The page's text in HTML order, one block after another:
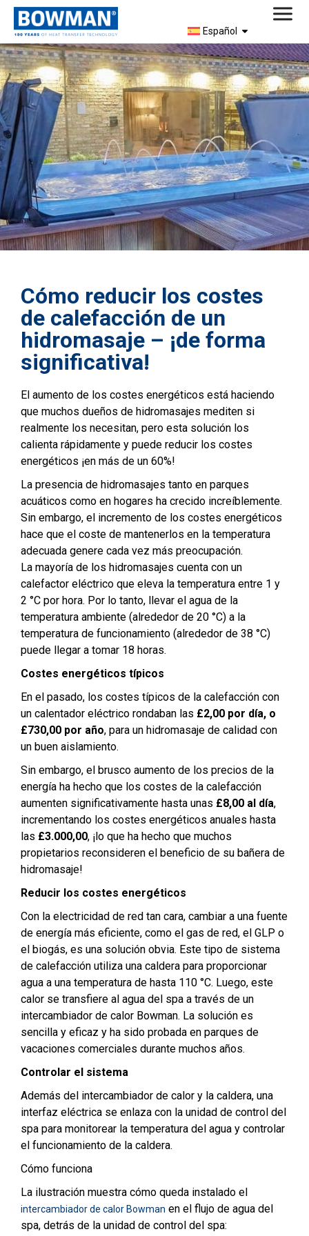
Español
Cómo reducir los costes
de calefacción de un
hidromasaje – ¡de forma
significativa!
El aumento de los costes energéticos está haciendo
que muchos dueños de hidromasajes mediten si
realmente los necesitan, pero esta solución los
calienta rápidamente y puede reducir los costes
energéticos ¡en más de un 60%!
La presencia de hidromasajes tanto en parques
acuáticos como en hogares ha crecido increíblemente.
Sin embargo, el incremento de los costes energéticos
hace que el coste de mantenerlos en la temperatura
adecuada genere cada vez más preocupación.
La mayoría de los hidromasajes cuenta con un
calefactor eléctrico que eleva la temperatura entre 1 y
2 °C por hora. Por lo tanto, llevar el agua de la
temperatura ambiente (alrededor de 20 °C) a la
temperatura de funcionamiento (alrededor de 38 °C)
puede llegar a tomar 18 horas.
Costes energéticos típicos
En el pasado, los costes típicos de la calefacción con
un calentador eléctrico rondaban las £2,00 por día, o
£730,00 por año, para un hidromasaje de calidad con
un buen aislamiento.
Sin embargo, el brusco aumento de los precios de la
energía ha hecho que los costes de la calefacción
aumenten significativamente hasta unas £8,00 al día,
incrementando los costes energéticos anuales hasta
las £3.000,00, ¡lo que ha hecho que muchos
propietarios reconsideren el beneficio de su bañera de
hidromasaje!
Reducir los costes energéticos
Con la electricidad de red tan cara, cambiar a una fuente
de energía más eficiente, como el gas de red, el GLP o
el biogás, es una solución obvia. Este tipo de sistema
de calefacción utiliza una caldera para proporcionar
agua a una temperatura de hasta 110 °C. Luego, este
calor se transfiere al agua del spa a través de un
intercambiador de calor Bowman. La solución es
sencilla y eficaz y ha sido probada en parques de
vacaciones comerciales durante muchos años.
Controlar el sistema
Además del intercambiador de calor y la caldera, una
interfaz eléctrica se enlaza con la unidad de control del
spa para monitorear la temperatura del agua y controlar
el funcionamiento de la caldera.
Cómo funciona
La ilustración muestra cómo queda instalado el
intercambiador de calor Bowman en el flujo de agua del
spa, detrás de la unidad de control del spa: